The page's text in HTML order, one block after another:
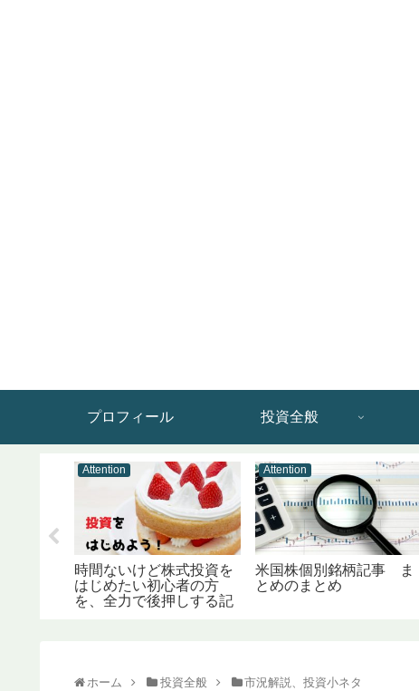
プロフィール 投資全般
Attention
時間ないけど株式投資を
はじめたい初心者の方
を、全力で後押しする記
Attention
米国株個別銘柄記事 ま
とめのまとめ
ホーム 投資全般 市況解説、投資小ネタ